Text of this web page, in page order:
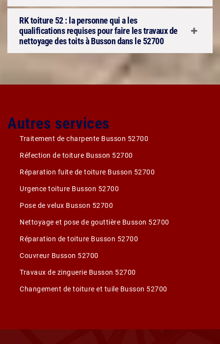
RK toiture 52 : la personne qui a les
qualifications requises pour faire les travaux de
nettoyage des toits à Busson dans le 52700
Autres services
Traitement de charpente Busson 52700
Réfection de toiture Busson 52700
Réparation fuite de toiture Busson 52700
Urgence toiture Busson 52700
Pose de velux Busson 52700
Nettoyage et pose de gouttière Busson 52700
Réparation de toiture Busson 52700
Couvreur Busson 52700
Travaux de zinguerie Busson 52700
Changement de toiture et tuile Busson 52700